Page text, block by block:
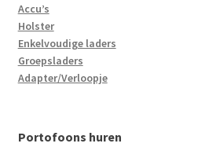
Accu’s
Holster
Enkelvoudige laders
Groepsladers
Adapter/Verloopje
Portofoons huren